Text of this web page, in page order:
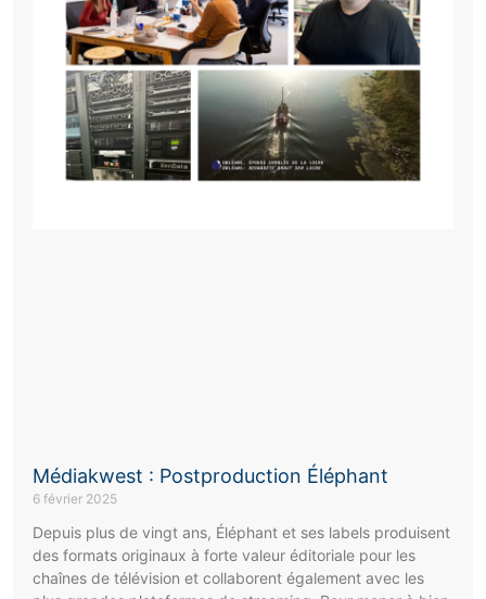
Médiakwest : Postproduction Éléphant
6 février 2025
Depuis plus de vingt ans, Éléphant et ses labels produisent
des formats originaux à forte valeur éditoriale pour les
chaînes de télévision et collaborent également avec les